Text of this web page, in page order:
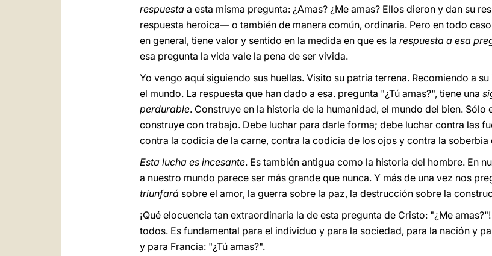
respuesta a esta misma pregunta: ¿Amas? ¿Me amas? Ellos dieron y dan su
respuesta heroica— o también de manera común, ordinaria. Pero en todo
en general, tiene valor y sentido en la medida en que es la respuesta a esa
esa pregunta la vida vale la pena de ser vivida.
Yo vengo aquí siguiendo sus huellas. Visito su patria terrena. Recomiendo a
el mundo. La respuesta que han dado a esa. pregunta "¿Tú amas?", tiene una
perdurable. Construye en la historia de la humanidad, el mundo del bien.
construye con trabajo. Debe luchar para darle forma; debe luchar contra las
contra la codicia de la carne, contra la codicia de los ojos y contra la soberbia
Esta lucha es incesante. Es también antigua como la historia del hombre. En
a nuestro mundo parece ser más grande que nunca. Y más de una vez nos
triunfará sobre el amor, la guerra sobre la paz, la destrucción sobre la
¡Qué elocuencia tan extraordinaria la de esta pregunta de Cristo: "¿Me
todos. Es fundamental para el individuo y para la sociedad, para la nación y
y para Francia: "¿Tú amas?".